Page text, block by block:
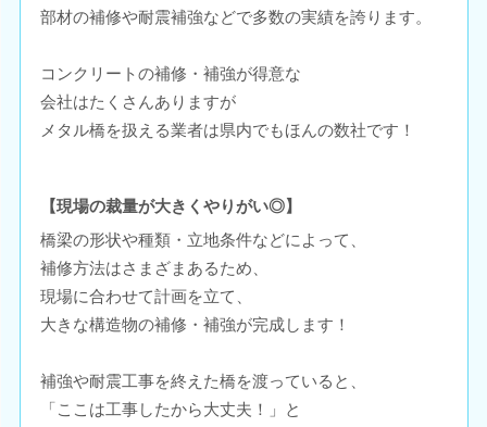
部材の補修や耐震補強などで多数の実績を誇ります。
コンクリートの補修・補強が得意な
会社はたくさんありますが
メタル橋を扱える業者は県内でもほんの数社です！
【現場の裁量が大きくやりがい◎】
橋梁の形状や種類・立地条件などによって、
補修方法はさまざまあるため、
現場に合わせて計画を立て、
大きな構造物の補修・補強が完成します！
補強や耐震工事を終えた橋を渡っていると、
「ここは工事したから大丈夫！」と